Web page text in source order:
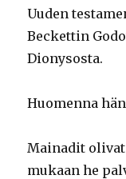
Uuden
Beckettin
Dionysosta.
Huomenna
Mainadit
mukaan he